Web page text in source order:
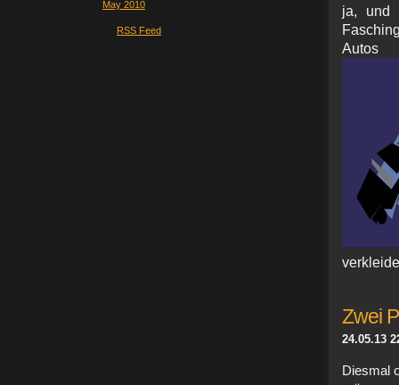
May 2010
RSS Feed
ja, und
Zwei
24.05.13
Diesmal